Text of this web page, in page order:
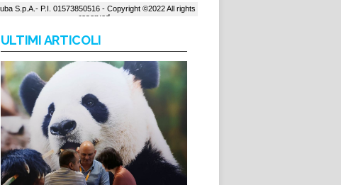
ULTIMI ARTICOLI